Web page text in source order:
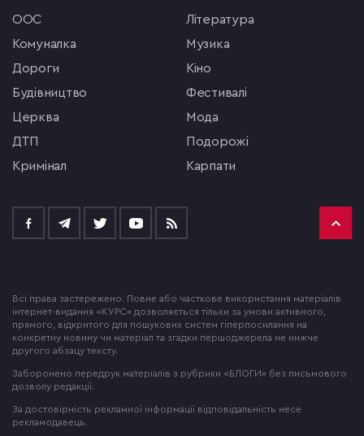
ООС
комуналка
Дороги
будівництво
церква
ДТП
кримінал
література
музика
кіно
фестивалі
мода
подорожі
Карпати
Всі права застережено. Повне або часткове використання матеріалів
інтернет-видання «КУРС» дозволяється тільки за умови активного,
прямого, відкритого для пошукових систем гіперпосилання на
конкретну новину чи матеріал та згадки першоджерела не нижче
другого абзацу тексту.
Заборонено передрук матеріалів з рубрики «БЛОГИ» без письмового
дозволу редакції.
За достовірність рекламної інформації відповідальність несе
рекламодавець.